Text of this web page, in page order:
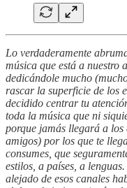
Lo verdaderamente
música que está a nuestro
dedicándole mucho
rascar la superficie de los
decidido centrar tu
toda la música que ni
porque jamás llegará a los
amigos) por los que te
consumes, que
estilos, a países, a
alejado de esos canales